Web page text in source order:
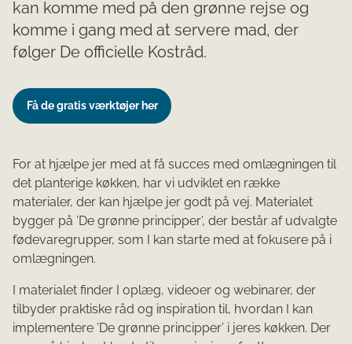
kan komme med på den grønne rejse og
komme i gang med at servere mad, der
følger De officielle Kostråd.
Få de gratis værktøjer her
For at hjælpe jer med at få succes med omlægningen til
det planterige køkken, har vi udviklet en række
materialer, der kan hjælpe jer godt på vej. Materialet
bygger på ’De grønne principper’, der består af udvalgte
fødevaregrupper, som I kan starte med at fokusere på i
omlægningen.
I materialet finder I oplæg, videoer og webinarer, der
tilbyder praktiske råd og inspiration til, hvordan I kan
implementere ’De grønne principper’ i jeres køkken. Der